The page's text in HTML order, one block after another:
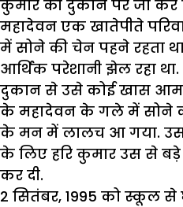
कुमार की दुकान पर जा कर
महादेवन एक खातेपीते
में सोने की चेन पहने रहता
आर्थिक परेशानी झेल रहा
दुकान से उसे कोई खास
के महादेवन के गले में सोने
के मन में लालच आ गया. उस
के लिए हरि कुमार उस से
कर दी.
2 सितंबर, 1995 को स्कूल